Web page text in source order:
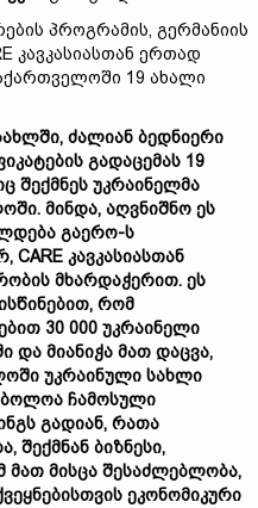
პროგრამის, გერმანიის
კავკასიასთან ერთად
19 ახალი
ძალიან ბედნიერი
გადაცემას 19
შექმნეს უკრაინელმა
მინდა, აღვნიშნო ეს
გაერო-ს
კავკასიასთან
მხარდაჭერით. ეს
რომ
30 000 უკრაინელი
მიანიჭა მათ დაცვა,
უკრაინული სახლი
ჩამოსული
გადიან, რათა
შექმნან ბიზნესი,
მათ მისცა შესაძლებლობა,
ეკონომიკური